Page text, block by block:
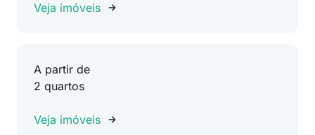
Veja imóveis
A partir de
2 quartos
Veja imóveis